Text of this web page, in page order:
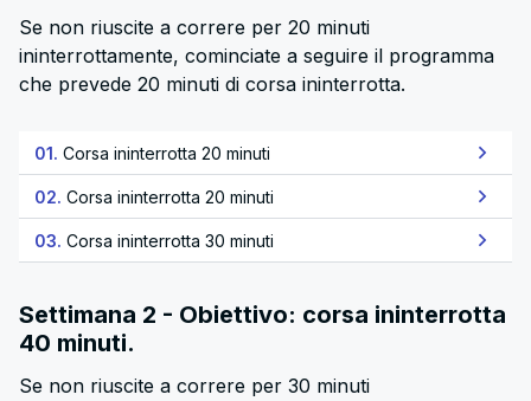
Se non riuscite a correre per 20 minuti
ininterrottamente, cominciate a seguire il programma
che prevede 20 minuti di corsa ininterrotta.
01. Corsa ininterrotta 20 minuti
02. Corsa ininterrotta 20 minuti
03. Corsa ininterrotta 30 minuti
Settimana 2 - Obiettivo: corsa ininterrotta
40 minuti.
Se non riuscite a correre per 30 minuti